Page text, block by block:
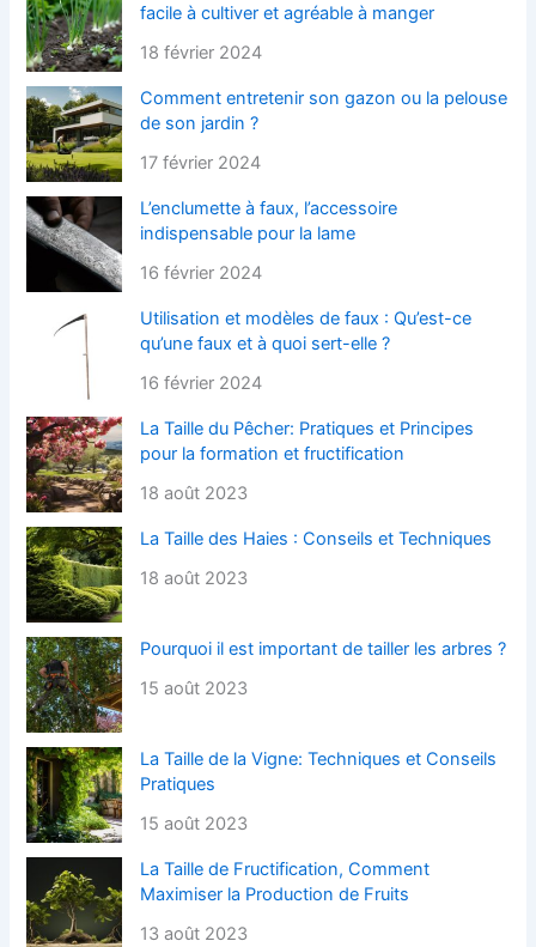
facile à cultiver et agréable à manger
18 février 2024
Comment entretenir son gazon ou la pelouse
de son jardin ?
17 février 2024
L’enclumette à faux, l’accessoire
indispensable pour la lame
16 février 2024
Utilisation et modèles de faux : Qu’est-ce
qu’une faux et à quoi sert-elle ?
16 février 2024
La Taille du Pêcher: Pratiques et Principes
pour la formation et fructification
18 août 2023
La Taille des Haies : Conseils et Techniques
18 août 2023
Pourquoi il est important de tailler les arbres ?
15 août 2023
La Taille de la Vigne: Techniques et Conseils
Pratiques
15 août 2023
La Taille de Fructification, Comment
Maximiser la Production de Fruits
13 août 2023